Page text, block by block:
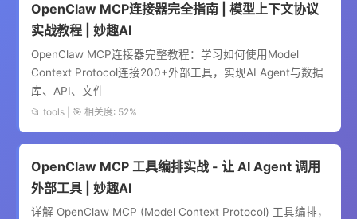
OpenClaw MCP连接器完全指南 | 模型上下文协议
实战教程 | 妙趣AI
OpenClaw MCP连接器完整教程：学习如何使用Model
Context Protocol连接200+外部工具，实现AI Agent与数据
库、API、文件
📂 tools | 🎯 相关度: 52%
OpenClaw MCP 工具编排实战 - 让 AI Agent 调用
外部工具 | 妙趣AI
详解 OpenClaw MCP (Model Context Protocol) 工具编排，